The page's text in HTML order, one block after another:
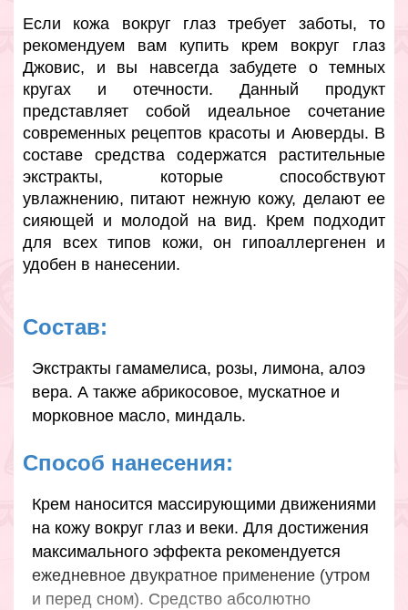
Если кожа вокруг глаз требует заботы, то
рекомендуем вам купить крем вокруг глаз
Джовис, и вы навсегда забудете о темных
кругах и отечности. Данный продукт
представляет собой идеальное сочетание
современных рецептов красоты и Аюверды. В
составе средства содержатся растительные
экстракты, которые способствуют
увлажнению, питают нежную кожу, делают ее
сияющей и молодой на вид. Крем подходит
для всех типов кожи, он гипоаллергенен и
удобен в нанесении.
Состав:
Экстракты гамамелиса, розы, лимона, алоэ
вера. А также абрикосовое, мускатное и
морковное масло, миндаль.
Способ нанесения:
Крем наносится массирующими движениями
на кожу вокруг глаз и веки. Для достижения
максимального эффекта рекомендуется
ежедневное двукратное применение (утром
и перед сном). Средство абсолютно